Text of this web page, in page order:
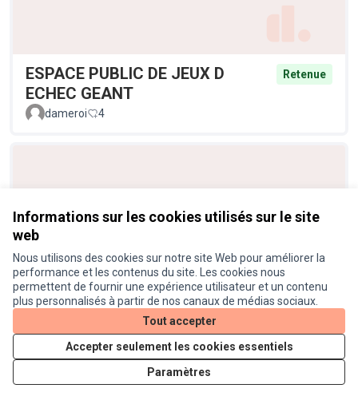
Informations sur les cookies utilisés sur le site
web
Nous utilisons des cookies sur notre site Web pour améliorer la
performance et les contenus du site. Les cookies nous
permettent de fournir une expérience utilisateur et un contenu
plus personnalisés à partir de nos canaux de médias sociaux.
Tout accepter
Accepter seulement les cookies essentiels
Paramètres
ESPACE PUBLIC DE JEUX D
ECHEC GEANT
Retenue
dameroi 4
Petit aménagement paysager/
floral/végétalisation/ oeuvre
d'art- angle chemin Bessemer et
rue Jean Philippe Rameau
Retenue